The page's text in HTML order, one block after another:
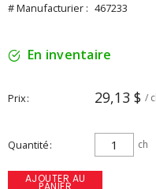
# Manufacturier : 467233
En inventaire
Prix 29,13 $ /
Quantité ch
AJOUTER AU
PANIER